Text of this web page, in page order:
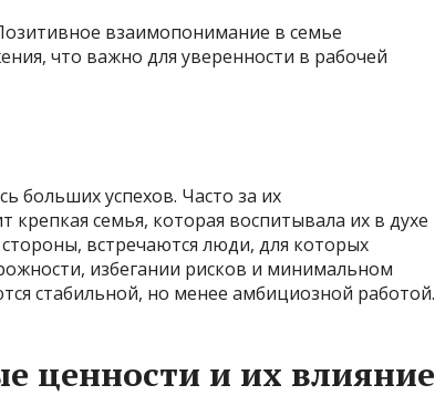
взаимопонимание в семье
что важно для уверенности в рабочей
больших успехов. Часто за их
семья, которая воспитывала их в духе
встречаются люди, для которых
избегании рисков и минимальном
стабильной, но менее амбициозной работой.
ценности и их влияние